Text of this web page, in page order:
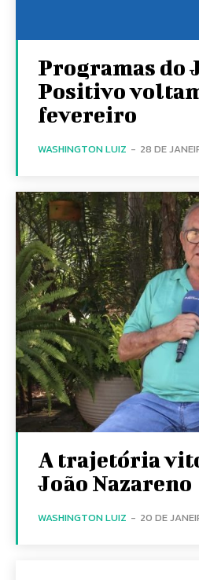
Programas do
Positivo
fevereiro
WASHINGTON LUIZ - 28 DE
A trajetória
João Nazareno
WASHINGTON LUIZ - 20 DE